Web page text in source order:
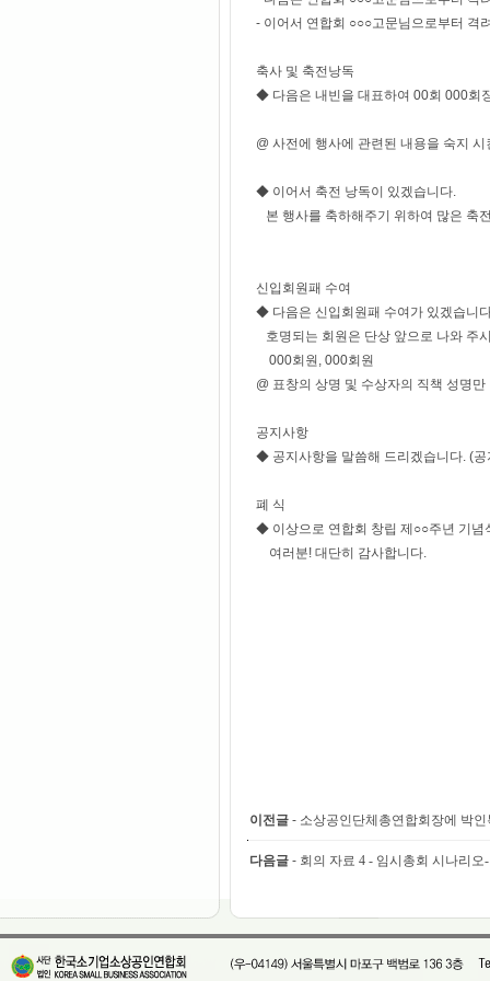
- 이어서 연합회 ○○○고문님으로부터 격
축사 및 축전낭독
◆ 다음은 내빈을 대표하여 00회 000회
@ 사전에 행사에 관련된 내용을 숙지 시
◆ 이어서 축전 낭독이 있겠습니다.
본 행사를 축하해주기 위하여 많은 축
신입회원패 수여
◆ 다음은 신입회원패 수여가 있겠습
호명되는 회원은 단상 앞으로 나와 주
000회원, 000회원
@ 표창의 상명 및 수상자의 직책 성명
공지사항
◆ 공지사항을 말씀해 드리겠습니다. (공
폐 식
◆ 이상으로 연합회 창립 제○○주년 기념
여러분! 대단히 감사합니다.
이전글 - 소상공인단체총연합회장에 박인
다음글 - 회의 자료 4 - 임시총회 시나리오-